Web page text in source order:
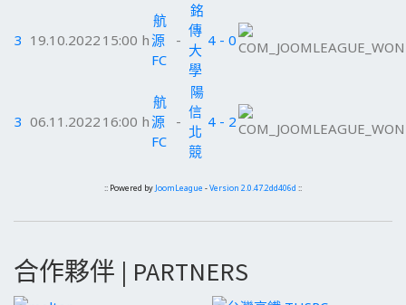
3 19.10.2022 15:00 h
航
源
FC
-
銘
傳
大
學
4 - 0
3 06.11.2022 16:00 h
航
源
FC
-
陽
信
北
競
4 - 2
:: Powered by JoomLeague -Version 2.0.47.2dd406d ::
合作夥伴 | PARTNERS